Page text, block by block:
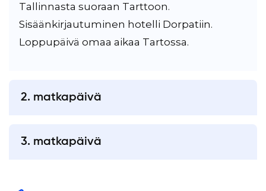
Tallinnasta suoraan Tarttoon.
Sisäänkirjautuminen hotelli Dorpatiin.
Loppupäivä omaa aikaa Tartossa.
2. matkapäivä
kaupunkikierros suomenkielisen oppaan
3. matkapäivä
ja bussimatka Tallinnaan. Tallinnassa aikaa